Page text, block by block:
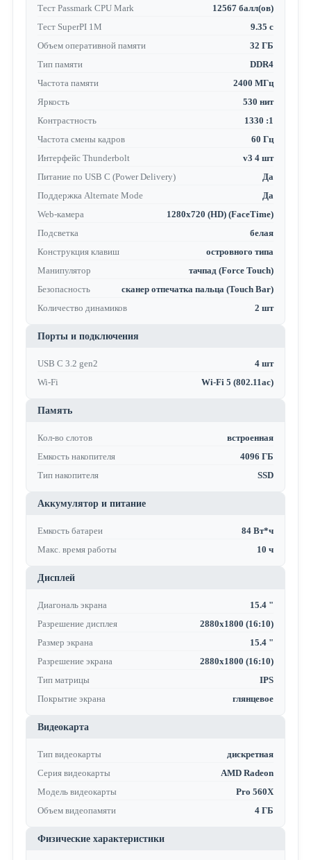
Тест Passmark CPU Mark
12567 балл(ов)
Тест SuperPI 1M
9.35 с
Объем оперативной памяти
32 ГБ
Тип памяти
DDR4
Частота памяти
2400 МГц
Яркость
530 нит
Контрастность
1330 :1
Частота смены кадров
60 Гц
Интерфейс Thunderbolt
v3 4 шт
Питание по USB C (Power Delivery)
Да
Поддержка Alternate Mode
Да
Web-камера
1280x720 (HD) (FaceTime)
Подсветка
белая
Конструкция клавиш
островного типа
Манипулятор
тачпад (Force Touch)
Безопасность
сканер отпечатка пальца (Touch Bar)
Количество динамиков
2 шт
Порты и подключения
USB C 3.2 gen2
4 шт
Wi-Fi
Wi-Fi 5 (802.11ac)
Память
Кол-во слотов
встроенная
Емкость накопителя
4096 ГБ
Тип накопителя
SSD
Аккумулятор и питание
Емкость батареи
84 Вт*ч
Макс. время работы
10 ч
Дисплей
Диагональ экрана
15.4 "
Разрешение дисплея
2880x1800 (16:10)
Размер экрана
15.4 "
Разрешение экрана
2880x1800 (16:10)
Тип матрицы
IPS
Покрытие экрана
глянцевое
Видеокарта
Тип видеокарты
дискретная
Серия видеокарты
AMD Radeon
Модель видеокарты
Pro 560X
Объем видеопамяти
4 ГБ
Физические характеристики